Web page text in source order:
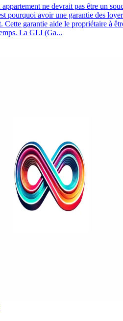
ne devrait pas être un
pourquoi avoir une garantie des
Cette garantie aide le propriétaire à
La GLI (Ga...